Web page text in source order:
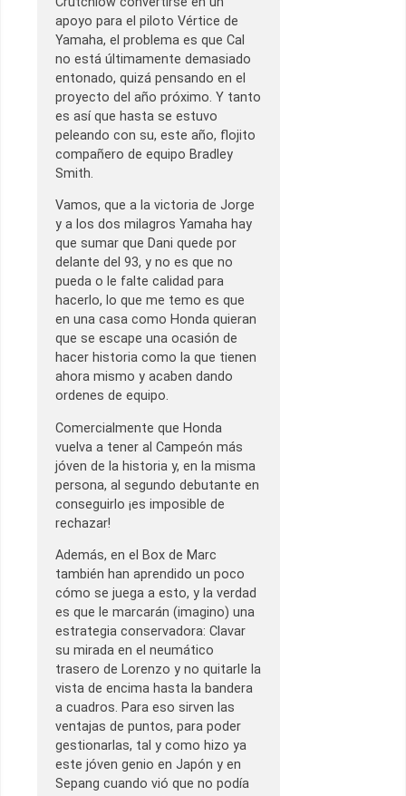
apoyo para el piloto Vértice de
Yamaha, el problema es que Cal
no está últimamente demasiado
entonado, quizá pensando en el
proyecto del año próximo. Y tanto
es así que hasta se estuvo
peleando con su, este año, flojito
compañero de equipo Bradley
Smith.
Vamos, que a la victoria de Jorge
y a los dos milagros Yamaha hay
que sumar que Dani quede por
delante del 93, y no es que no
pueda o le falte calidad para
hacerlo, lo que me temo es que
en una casa como Honda quieran
que se escape una ocasión de
hacer historia como la que tienen
ahora mismo y acaben dando
ordenes de equipo.
Comercialmente que Honda
vuelva a tener al Campeón más
jóven de la historia y, en la misma
persona, al segundo debutante en
conseguirlo ¡es imposible de
rechazar!
Además, en el Box de Marc
también han aprendido un poco
cómo se juega a esto, y la verdad
es que le marcarán (imagino) una
estrategia conservadora: Clavar
su mirada en el neumático
trasero de Lorenzo y no quitarle la
vista de encima hasta la bandera
a cuadros. Para eso sirven las
ventajas de puntos, para poder
gestionarlas, tal y como hizo ya
este jóven genio en Japón y en
Sepang cuando vió que no podía